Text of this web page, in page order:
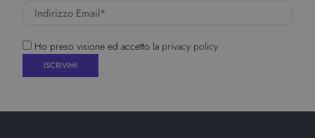
Ho preso visione ed accetto la privacy policy